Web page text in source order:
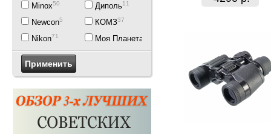
Minox50
Newcon5
Nikon71
Диполь11
КОМЗ37
Моя Планета